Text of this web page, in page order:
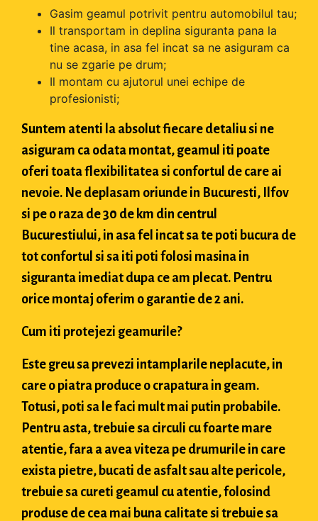
Gasim geamul potrivit pentru automobilul tau;
Il transportam in deplina siguranta pana la
tine acasa, in asa fel incat sa ne asiguram ca
nu se zgarie pe drum;
Il montam cu ajutorul unei echipe de
profesionisti;
Suntem atenti la absolut fiecare detaliu si ne
asiguram ca odata montat, geamul iti poate
oferi toata flexibilitatea si confortul de care ai
nevoie. Ne deplasam oriunde in Bucuresti, Ilfov
si pe o raza de 30 de km din centrul
Bucurestiului, in asa fel incat sa te poti bucura de
tot confortul si sa iti poti folosi masina in
siguranta imediat dupa ce am plecat. Pentru
orice montaj oferim o garantie de 2 ani.
Cum iti protejezi geamurile?
Este greu sa prevezi intamplarile neplacute, in
care o piatra produce o crapatura in geam.
Totusi, poti sa le faci mult mai putin probabile.
Pentru asta, trebuie sa circuli cu foarte mare
atentie, fara a avea viteza pe drumurile in care
exista pietre, bucati de asfalt sau alte pericole,
trebuie sa cureti geamul cu atentie, folosind
produse de cea mai buna calitate si trebuie sa